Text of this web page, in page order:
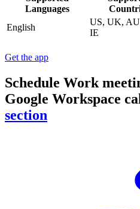
Languages
English
US, UK,
IE
Get the app
Schedule Work
Google Workspace
section